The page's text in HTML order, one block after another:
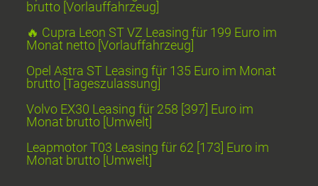
brutto [Vorlauffahrzeug]
🔥 Cupra Leon ST VZ Leasing für 199 Euro im
Monat netto [Vorlauffahrzeug]
Opel Astra ST Leasing für 135 Euro im Monat
brutto [Tageszulassung]
Volvo EX30 Leasing für 258 [397] Euro im
Monat brutto [Umwelt]
Leapmotor T03 Leasing für 62 [173] Euro im
Monat brutto [Umwelt]